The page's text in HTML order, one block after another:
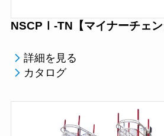
NSCPⅠ-TN【マイナーチェン
詳細を見る
カタログ